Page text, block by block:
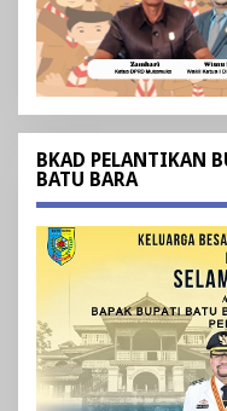
BKAD PELANTIKAN
BATU BARA